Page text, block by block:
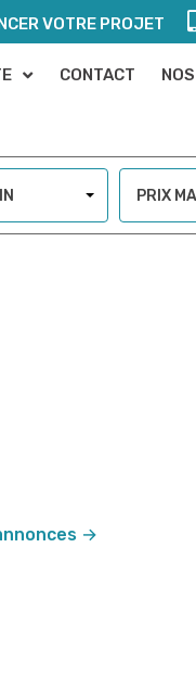
VOTRE PROJET
CONTACT
PRIX
→